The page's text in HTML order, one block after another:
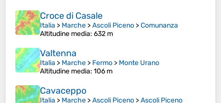
Croce di Casale
Italia > Marche >Ascoli Piceno >Comunanza
Altitudine media: 632 m
Valtenna
Italia > Marche > Fermo > Monte Urano
Altitudine media: 106 m
Cavaceppo
Italia > Marche >Ascoli Piceno >Ascoli Piceno